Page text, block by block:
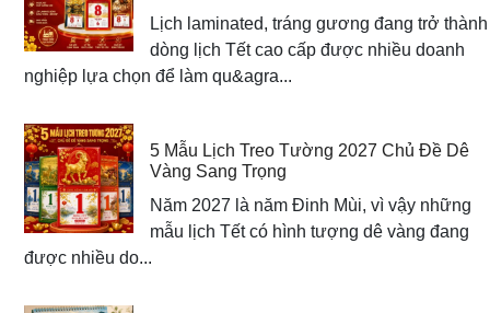
Lịch laminated, tráng gương đang trở thành
dòng lịch Tết cao cấp được nhiều doanh
nghiệp lựa chọn để làm qu&agra...
5 Mẫu Lịch Treo Tường 2027 Chủ Đề Dê
Vàng Sang Trọng
Năm 2027 là năm Đinh Mùi, vì vậy những
mẫu lịch Tết có hình tượng dê vàng đang
được nhiều do...